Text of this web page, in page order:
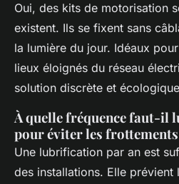
Oui, des kits de motorisation
existent. Ils se fixent sans
la lumière du jour. Idéaux
lieux éloignés du réseau
solution discrète et
À quelle fréquence faut-il
pour éviter les
Une lubrification par an est
des installations. Elle